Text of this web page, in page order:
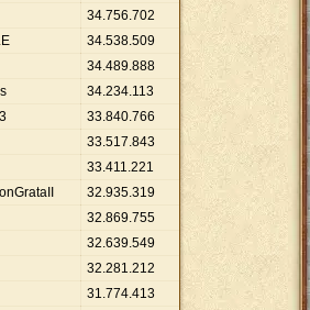
34.756.702
34.538.509
34.489.888
34.234.113
33.840.766
33.517.843
33.411.221
32.935.319
32.869.755
32.639.549
32.281.212
31.774.413